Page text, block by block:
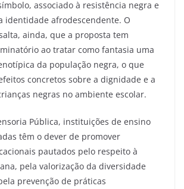
associado à resistência negra e
identidade afrodescendente. O
ainda, que a proposta tem
ao tratar como fantasia uma
da população negra, o que
concretos sobre a dignidade e a
negras no ambiente escolar.
Pública, instituições de ensino
têm o dever de promover
pautados pelo respeito à
pela valorização da diversidade
prevenção de práticas